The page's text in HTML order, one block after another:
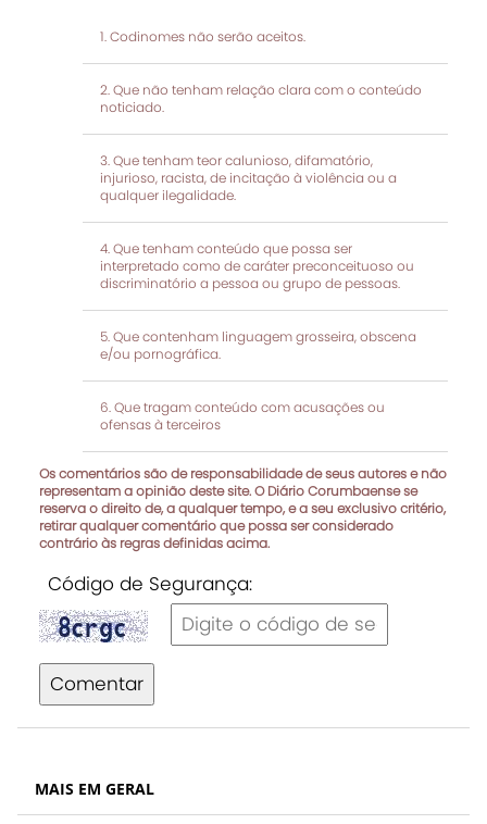
Codinomes não serão aceitos.
Que não tenham relação clara com o conteúdo
noticiado.
Que tenham teor calunioso, difamatório,
injurioso, racista, de incitação à violência ou a
qualquer ilegalidade.
Que tenham conteúdo que possa ser
interpretado como de caráter preconceituoso ou
discriminatório a pessoa ou grupo de pessoas.
Que contenham linguagem grosseira, obscena
e/ou pornográfica.
Que tragam conteúdo com acusações ou
ofensas à terceiros
Os comentários são de responsabilidade de seus autores e não
representam a opinião deste site. O Diário Corumbaense se
reserva o direito de, a qualquer tempo, e a seu exclusivo critério,
retirar qualquer comentário que possa ser considerado
contrário às regras definidas acima.
Código de Segurança:
Comentar
MAIS EM GERAL